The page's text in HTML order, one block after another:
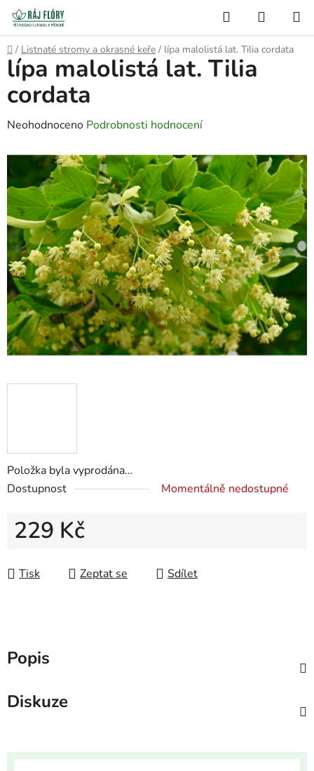
Přejít
obsah
Hledat
KOŠÍK
Domů
/ Listnaté stromy a okrasné keře / lípa malolistá lat. Tilia cordata
Položka byla vyprodána…
Dostupnost
Momentálně nedostupné
229 Kč
Tisk
Zeptat se Sdílet
lípa malolistá lat. Tilia
cordata
Průměrné
produktu
je
0,0
z
5
hvězdiček.
Neohodnoceno Podrobnosti hodnocení
Popis
Diskuze
Semínko